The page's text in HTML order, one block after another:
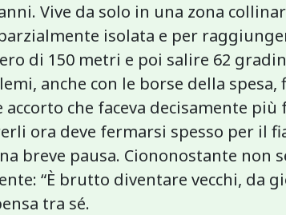
Vive da solo in una zona
parzialmente isolata e per
di 150 metri e poi salire 62
anche con le borse della
accorto che faceva decisamente più
ora deve fermarsi spesso per il
breve pausa. Ciononostante non
“È brutto diventare vecchi, da
tra sé.